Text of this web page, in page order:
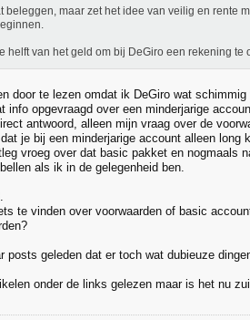
beleggen, maar zet het idee van veilig en rente
helft van het geld om bij DeGiro een rekening te
door te lezen omdat ik DeGiro wat schimmig
info opgevraagd over een minderjarige
antwoord, alleen mijn vraag over de
je bij een minderjarige account alleen
vroeg over dat basic pakket en nogmaals
als ik in de gelegenheid ben.
te vinden over voorwaarden of basic
posts geleden dat er toch wat dubieuze
onder de links gelezen maar is het nu